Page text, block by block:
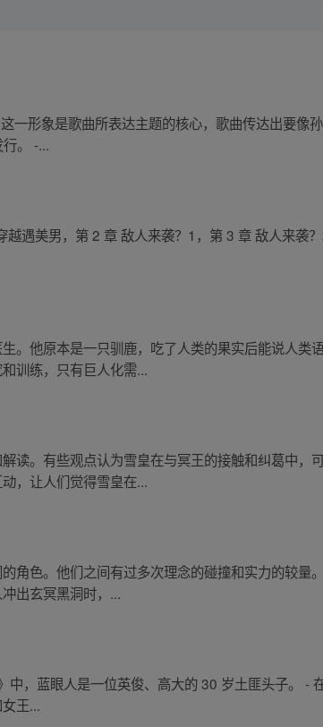
一形象是歌曲所表达主题的核心，歌曲传达出要像
。 -...
越遇美男，第 2 章 敌人来袭？1，第 3 章 敌人来袭
。他原本是一只驯鹿，吃了人类的果实后能说人类
训练，只有巨人化需...
读。有些观点认为雪皇在与冥王的接触和纠葛中，
，让人们觉得雪皇在...
角色。他们之间有过多次理念的碰撞和实力的较量
出玄冥黑洞时，...
中，蓝眼人是一位英俊、高大的 30 岁土匪头子。 -
王...